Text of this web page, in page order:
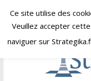
Skip
Ce site utilise des
Veuillez accepter
naviguer sur